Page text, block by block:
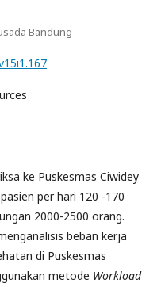
Bandung
ke Puskesmas Ciwidey
per hari 120 -170
2000-2500 orang.
beban kerja
di Puskesmas
metode Workload